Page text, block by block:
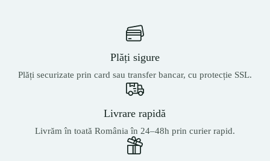
Plăți sigure
Plăți securizate prin card sau transfer bancar, cu protecție SSL.
Livrare rapidă
Livrăm în toată România în 24–48h prin curier rapid.